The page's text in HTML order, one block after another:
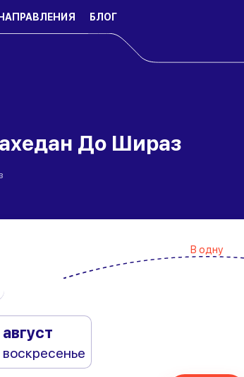
НАПРАВЛЕНИЯ БЛОГ
До Шираз
В одну
август
воскресенье